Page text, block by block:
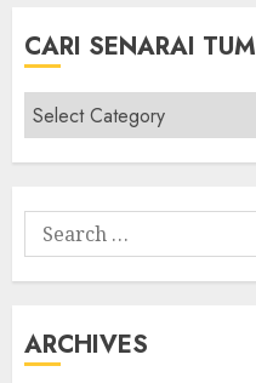
CARI SENARAI
Cari
Senarai
Tumbuhan
Search
for:
ARCHIVES